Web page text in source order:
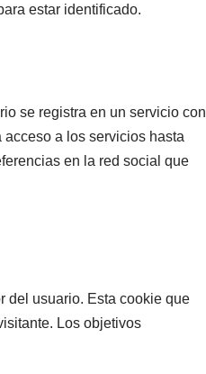
estar identificado.
se registra en un servicio con
a los servicios hasta
en la red social que
del usuario. Esta cookie que
Los objetivos